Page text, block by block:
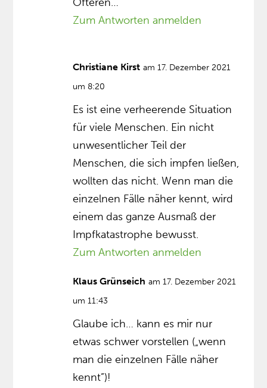
Zum Antworten anmelden
Christiane Kirst am 17. Dezember 2021
um 8:20
Es ist eine verheerende Situation
für viele Menschen. Ein nicht
unwesentlicher Teil der
Menschen, die sich impfen ließen,
wollten das nicht. Wenn man die
einzelnen Fälle näher kennt, wird
einem das ganze Ausmaß der
Impfkatastrophe bewusst.
Zum Antworten anmelden
Klaus Grünseich am 17. Dezember 2021
um 11:43
Glaube ich… kann es mir nur
etwas schwer vorstellen („wenn
man die einzelnen Fälle näher
kennt”)!